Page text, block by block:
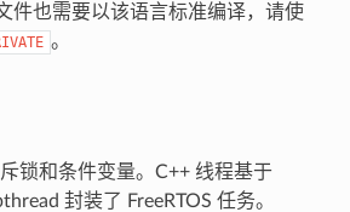
件也需要以该语言标准编译，请使
。
锁和条件变量。C++ 线程基于
封装了 FreeRTOS 任务。